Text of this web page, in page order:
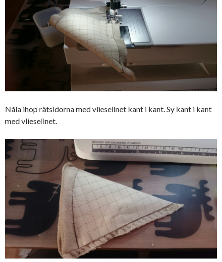
Nåla ihop rätsidorna med vlieselinet kant i kant. Sy kant i kant
med vlieselinet.